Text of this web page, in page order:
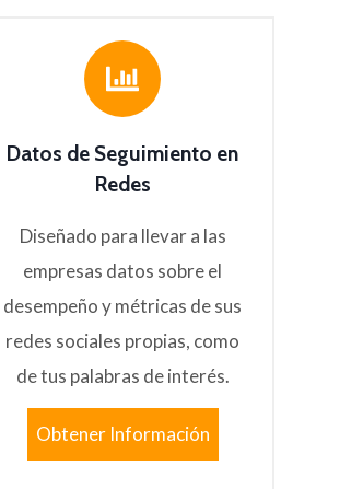
Datos de Seguimiento en
Redes
Diseñado para llevar a las
empresas datos sobre el
desempeño y métricas de sus
redes sociales propias, como
de tus palabras de interés.
Obtener Información